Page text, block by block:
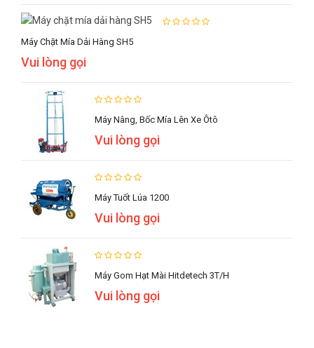
Máy Chặt Mía Dải Hàng SH5
Vui lòng gọi
Máy Nâng, Bốc Mía Lên Xe Ôtô
Vui lòng gọi
Máy Tuốt Lúa 1200
Vui lòng gọi
Máy Gom Hạt Mài Hitdetech 3T/h
Vui lòng gọi